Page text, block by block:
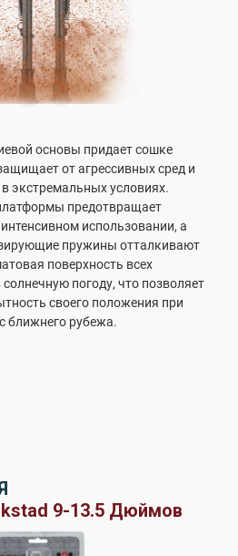
основы придает сошке
от агрессивных сред и
экстремальных условиях.
предотвращает
использовании, а
пружины отталкивают
поверхность всех
погоду, что позволяет
своего положения при
ближнего рубежа.
9-13.5 Дюймов